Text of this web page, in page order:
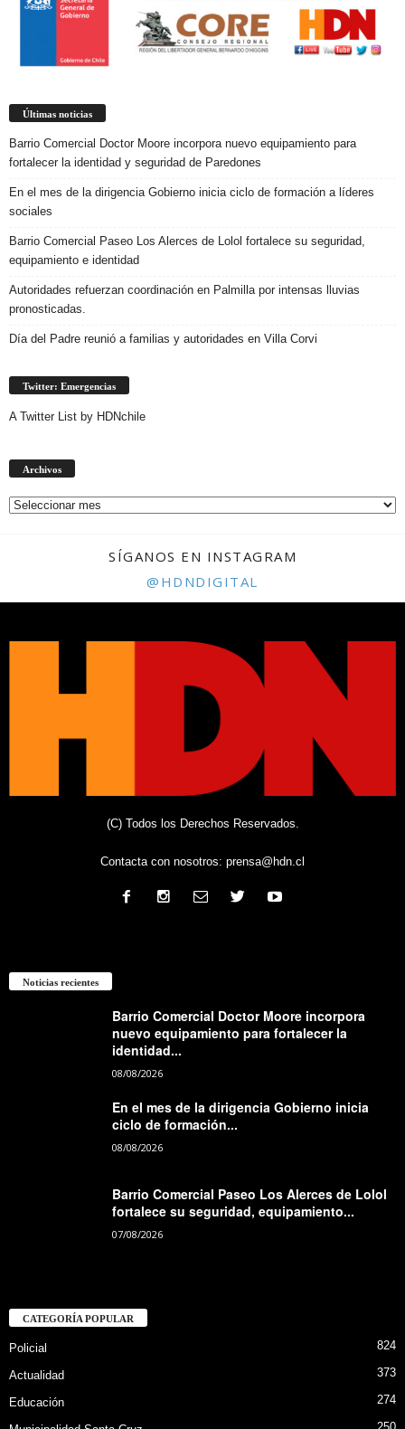
Últimas noticias
Barrio Comercial Doctor Moore incorpora nuevo equipamiento para
fortalecer la identidad y seguridad de Paredones
En el mes de la dirigencia Gobierno inicia ciclo de formación a líderes
sociales
Barrio Comercial Paseo Los Alerces de Lolol fortalece su seguridad,
equipamiento e identidad
Autoridades refuerzan coordinación en Palmilla por intensas lluvias
pronosticadas.
Día del Padre reunió a familias y autoridades en Villa Corvi
Twitter: Emergencias
A Twitter List by HDNchile
Archivos
SÍGANOS EN INSTAGRAM
@HDNDIGITAL
(C) Todos los Derechos Reservados.
Contacta con nosotros: prensa@hdn.cl
Noticias recientes
Barrio Comercial Doctor Moore incorpora
nuevo equipamiento para fortalecer la
identidad...
08/08/2026
En el mes de la dirigencia Gobierno inicia
ciclo de formación...
08/08/2026
Barrio Comercial Paseo Los Alerces de Lolol
fortalece su seguridad, equipamiento...
07/08/2026
CATEGORÍA POPULAR
Policial 824
Actualidad 373
Educación 274